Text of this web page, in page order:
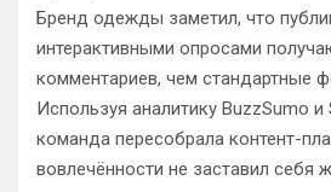
Бренд одежды заметил, что
интерактивными опросами
комментариев, чем стандартные
Используя аналитику BuzzSumo и
команда пересобрала контент-
вовлечённости не заставил себя